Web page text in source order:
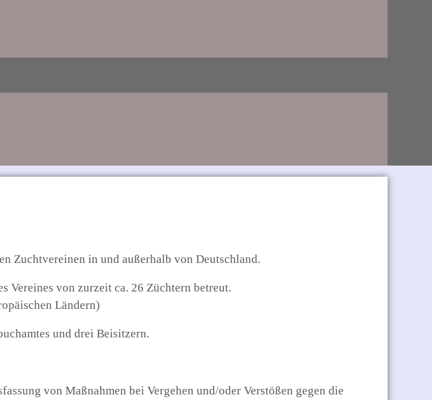
Zuchtvereinen in und außerhalb von Deutschland.
Vereines von zurzeit ca. 26 Züchtern betreut.
Ländern)
und drei Beisitzern.
von Maßnahmen bei Vergehen und/oder Verstößen gegen die